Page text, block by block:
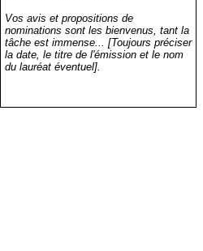
Vos avis et propositions de
nominations sont les bienvenus, tant la
tâche est immense... [Toujours préciser
la date, le titre de l'émission et le nom
du lauréat éventuel].